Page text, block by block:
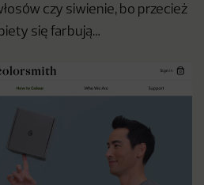
czy siwienie, bo przecież
się farbują…